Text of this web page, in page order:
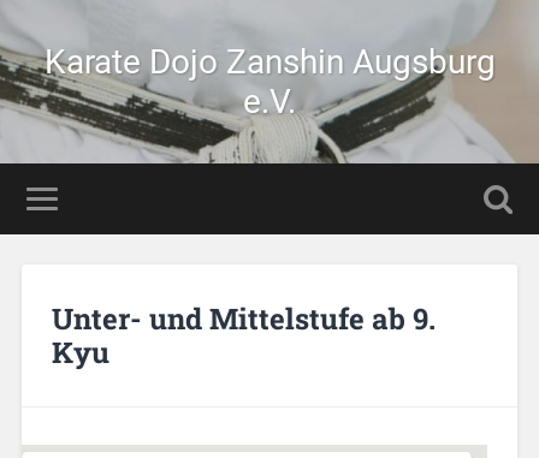
Karate Dojo Zanshin Augsburg
e.V.
Unter- und Mittelstufe ab 9.
Kyu